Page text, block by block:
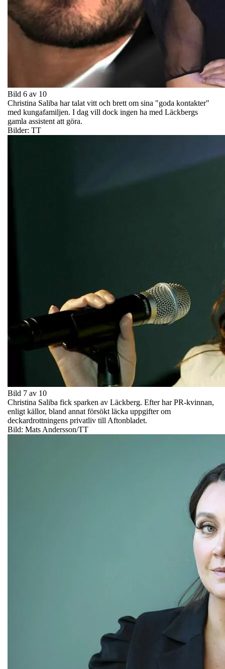
Bild 6 av 10
Christina Saliba har talat vitt och brett om sina "goda kontakter"
med kungafamiljen. I dag vill dock ingen ha med Läckbergs
gamla assistent att göra.
Bilder: TT
Bild 7 av 10
Christina Saliba fick sparken av Läckberg. Efter har PR-kvinnan,
enligt källor, bland annat försökt läcka uppgifter om
deckardrottningens privatliv till Aftonbladet.
Bild: Mats Andersson/TT